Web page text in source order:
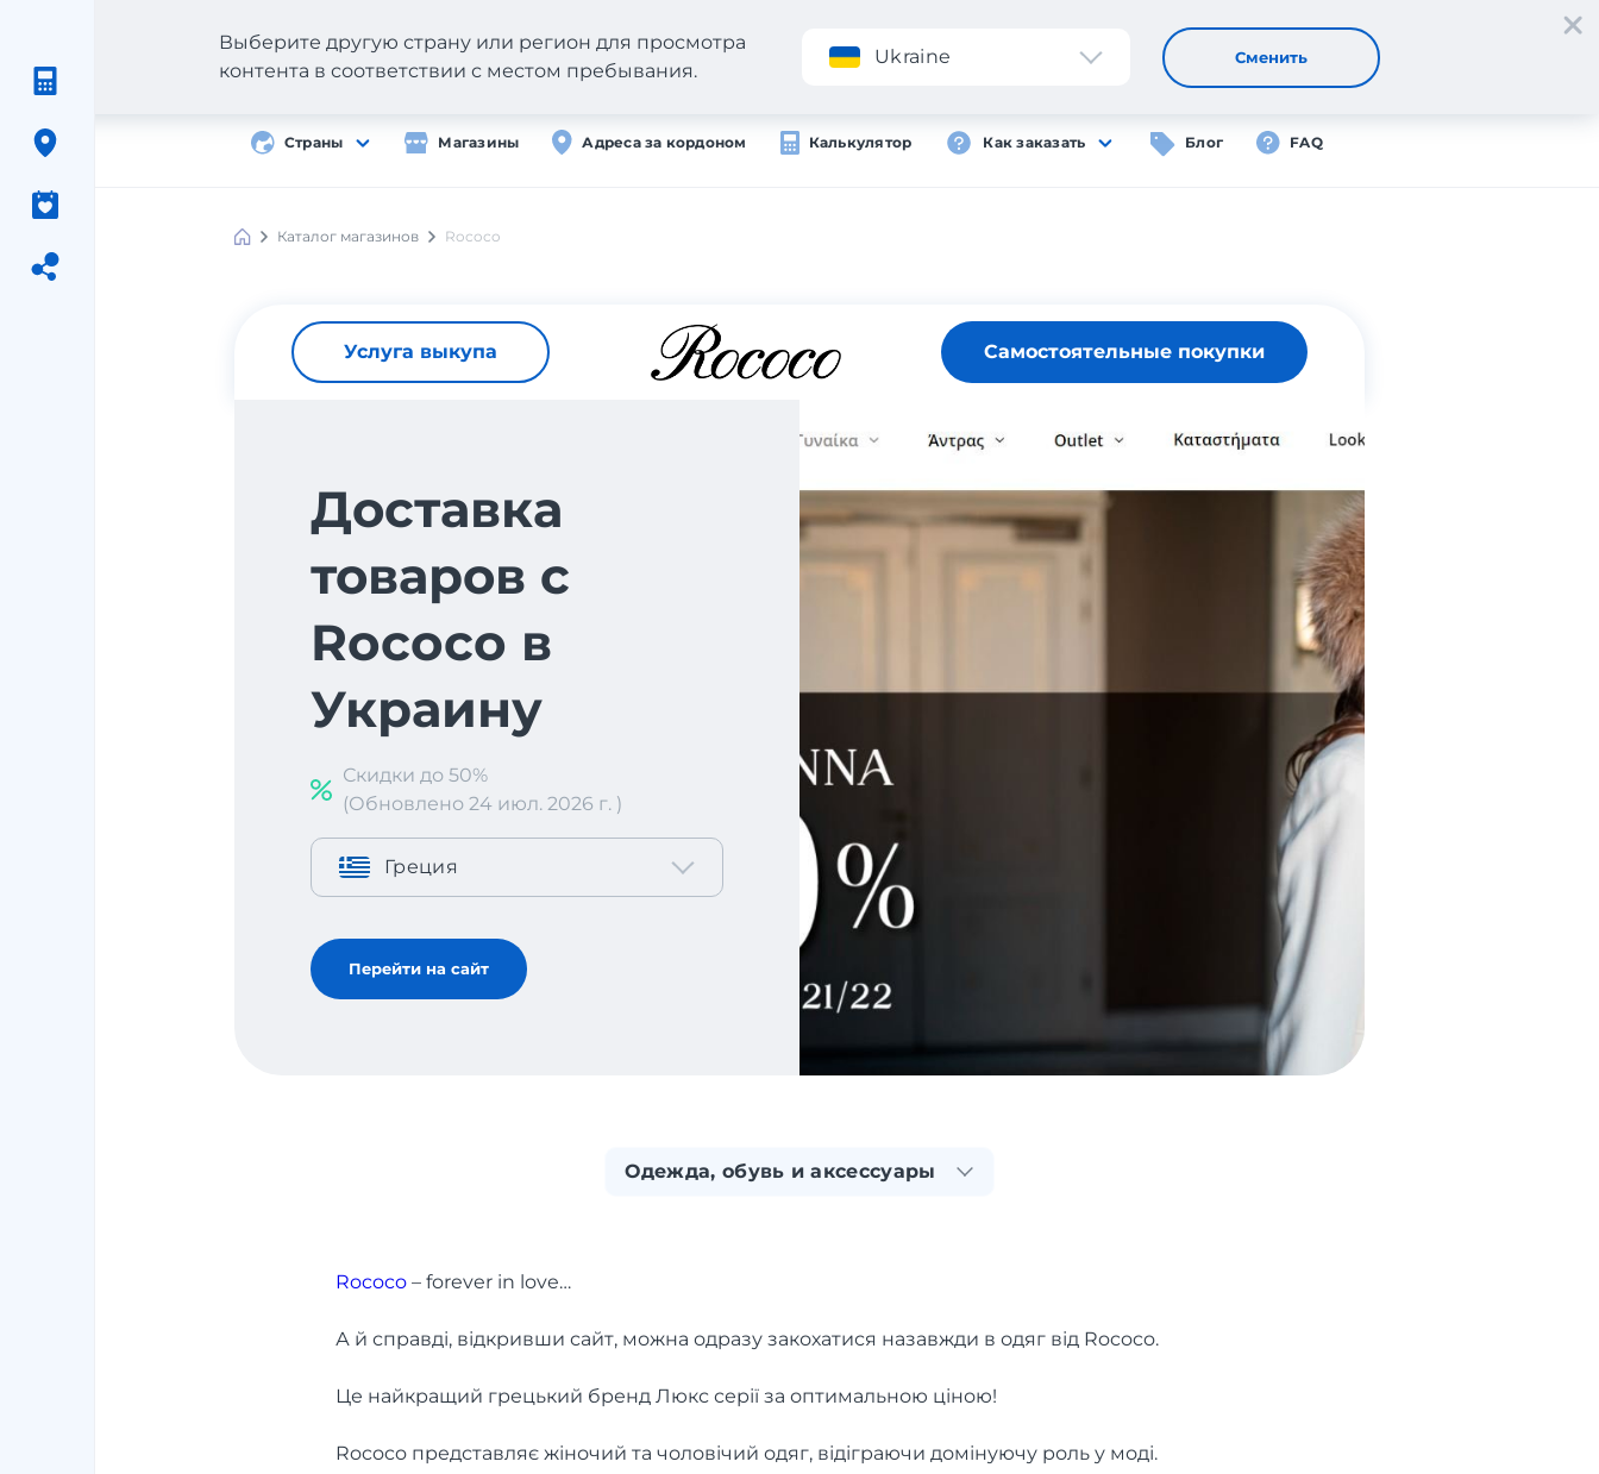
Приложение Регистрация Вход
Страны Магазины Адреса за кордоном Калькулятор Как заказать Блог FAQ
Выберите другую страну или регион для просмотра
контента в соответствии с местом пребывания.
Ukraine Сменить
Каталог магазинов Rococo
Услуга выкупа Самостоятельные покупки
Доставка
товаров с
Rococo в
Украину
Скидки до 50%
(Обновлено 24 июл. 2026 г. )
Греция
Перейти на сайт
Одежда, обувь и аксессуары
Rococo – forever in love…
А й справді, відкривши сайт, можна одразу закохатися назавжди в одяг від Rococo.
Це найкращий грецький бренд Люкс серії за оптимальною ціною!
Rococo представляє жіночий та чоловічий одяг, відіграючи домінуючу роль у моді.